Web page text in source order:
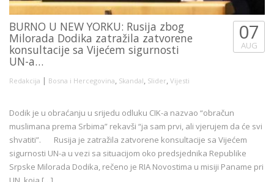
BURNO U NEW YORKU: Rusija zbog
Milorada Dodika zatražila zatvorene
konsultacije sa Vijećem sigurnosti
UN-a…
Redakcija | Bosna i Hercegovina, Skandal, Slider, Vijesti
07
AUG
Dodik je u obraćanju u srijedu odluku CIK-a nazvao “obračun
muslimana prema Srbima” rekavši “ja sam prvi, ali vjerujem da će svi
shvatiti”. Rusija je zatražila zatvorene konsultacije sa Vijećem
sigurnosti UN-a u vezi sa situacijom oko predsjednika Republike
Srpske Milorada Dodika, rečeno je RIA Novostima u misiji Paname pri